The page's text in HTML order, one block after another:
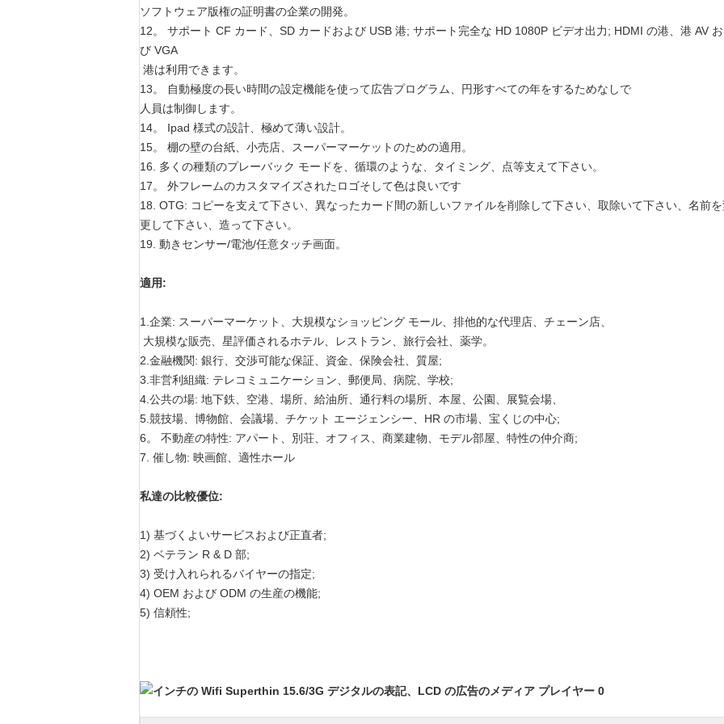
ソフトウェア版権の証明書の企業の開発。
12。 サポート CF カード、SD カードおよび USB 港; サポート完全な HD 1080P ビデオ出力; HDMI の港、港 AV
び VGA
港は利用できます。
13。 自動極度の長い時間の設定機能を使って広告プログラム、円形すべての年をするためなしで
人員は制御します。
14。 Ipad 様式の設計、極めて薄い設計。
15。 棚の壁の台紙、小売店、スーパーマーケットのための適用。
16. 多くの種類のプレーバック モードを、循環のような、タイミング、点等支えて下さい。
17。 外フレームのカスタマイズされたロゴそして色は良いです
18. OTG: コピーを支えて下さい、異なったカード間の新しいファイルを削除して下さい、取除いて下さい、名前
更して下さい、造って下さい。
19. 動きセンサー/電池/任意タッチ画面。
適用:
1.企業: スーパーマーケット、大規模なショッピング モール、排他的な代理店、チェーン店、
大規模な販売、星評価されるホテル、レストラン、旅行会社、薬学。
2.金融機関: 銀行、交渉可能な保証、資金、保険会社、質屋;
3.非営利組織: テレコミュニケーション、郵便局、病院、学校;
4.公共の場: 地下鉄、空港、場所、給油所、通行料の場所、本屋、公園、展覧会場、
5.競技場、博物館、会議場、チケット エージェンシー、HR の市場、宝くじの中心;
6。 不動産の特性: アパート、別荘、オフィス、商業建物、モデル部屋、特性の仲介商;
7. 催し物: 映画館、適性ホール
私達の比較優位:
1) 基づくよいサービスおよび正直者;
2) ベテラン R & D 部;
3) 受け入れられるバイヤーの指定;
4) OEM および ODM の生産の機能;
5) 信頼性;